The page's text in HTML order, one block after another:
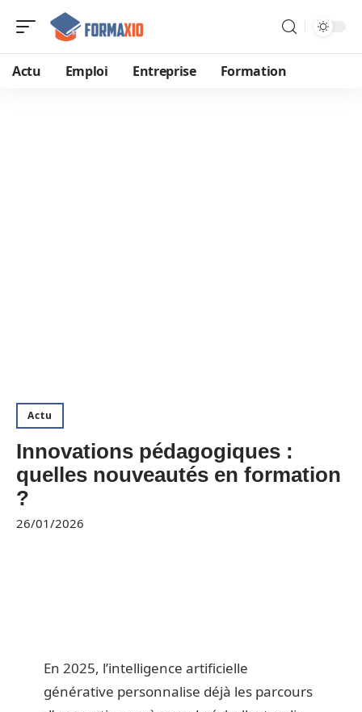
Actu Emploi Entreprise Formation
Actu
Innovations pédagogiques :
quelles nouveautés en formation
?
26/01/2026
En 2025, l’intelligence artificielle
générative personnalise déjà les parcours